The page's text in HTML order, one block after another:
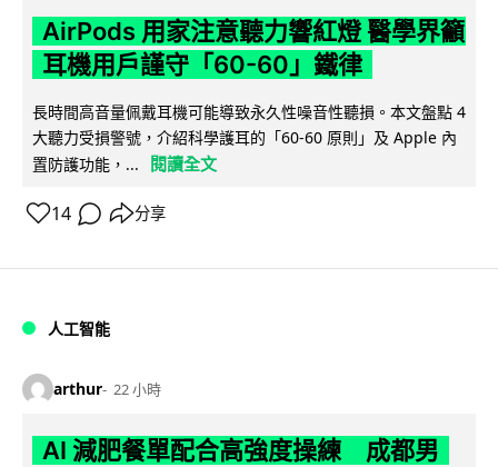
AirPods 用家注意聽力響紅燈 醫學界籲
耳機用戶謹守「60-60」鐵律
長時間高音量佩戴耳機可能導致永久性噪音性聽損。本文盤點 4
大聽力受損警號，介紹科學護耳的「60-60 原則」及 Apple 內
置防護功能，...
閱讀全文
14 分享
人工智能
arthur 22 小時
AI 減肥餐單配合高強度操練 成都男